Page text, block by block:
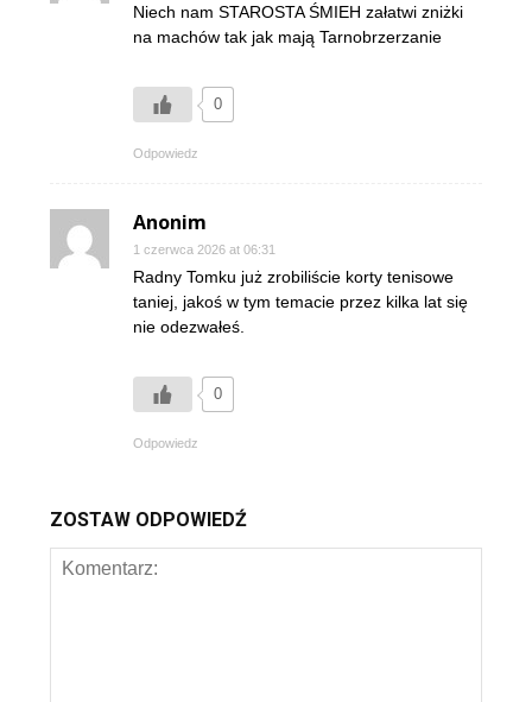
Niech nam STAROSTA ŚMIEH załatwi zniżki
na machów tak jak mają Tarnobrzerzanie
0
Odpowiedz
Anonim
1 czerwca 2026 at 06:31
Radny Tomku już zrobiliście korty tenisowe
taniej, jakoś w tym temacie przez kilka lat się
nie odezwałeś.
0
Odpowiedz
ZOSTAW ODPOWIEDŹ